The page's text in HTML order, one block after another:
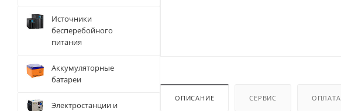
ОПИСАНИЕ СЕРВИС ОПЛАТА
Источники
бесперебойного
питания
Аккумуляторные
батареи
Электростанции и